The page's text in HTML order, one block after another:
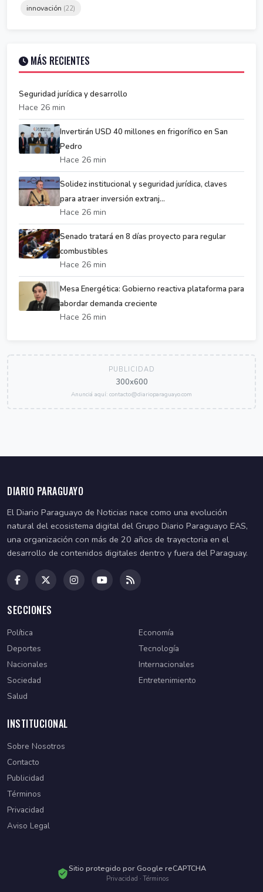
innovación (22)
MÁS RECIENTES
Seguridad jurídica y desarrollo
Hace 26 min
Invertirán USD 40 millones en frigorífico en San
Pedro
Hace 26 min
Solidez institucional y seguridad jurídica, claves
para atraer inversión extranj...
Hace 26 min
Senado tratará en 8 días proyecto para regular
combustibles
Hace 26 min
Mesa Energética: Gobierno reactiva plataforma para
abordar demanda creciente
Hace 26 min
PUBLICIDAD
300x600
Anunciá aquí: contacto@diarioparaguayo.com
DIARIO PARAGUAYO
El Diario Paraguayo de Noticias nace como una evolución
natural del ecosistema digital del Grupo Diario Paraguayo EAS,
una organización con más de 20 años de trayectoria en el
desarrollo de contenidos digitales dentro y fuera del Paraguay.
SECCIONES
Política
Economía
Deportes
Tecnología
Nacionales
Internacionales
Sociedad
Entretenimiento
Salud
INSTITUCIONAL
Sobre Nosotros
Contacto
Publicidad
Términos
Privacidad
Aviso Legal
Sitio protegido por Google reCAPTCHA
Privacidad · Términos